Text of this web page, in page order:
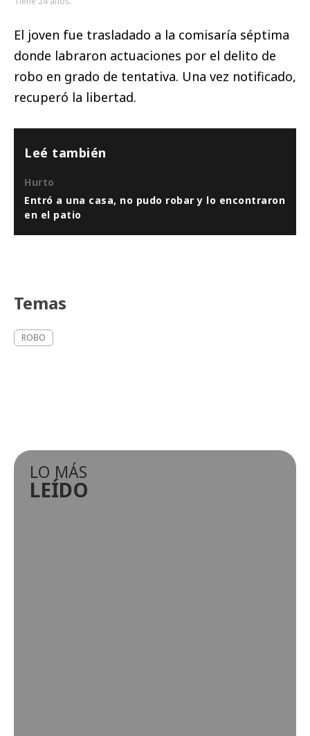
El joven fue trasladado a la comisaría séptima
donde labraron actuaciones por el delito de
robo en grado de tentativa. Una vez notificado,
recuperó la libertad.
Leé también
Hurto
Entró a una casa, no pudo robar y lo encontraron
en el patio
Temas
ROBO
LO MÁS
LEÍDO